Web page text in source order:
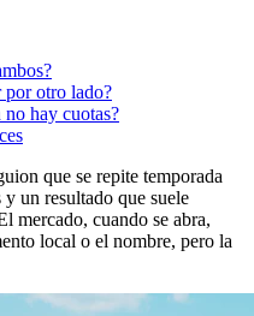
por otro lado?
hay cuotas?
que se repite temporada
un resultado que suele
mercado, cuando se abra,
local o el nombre, pero la